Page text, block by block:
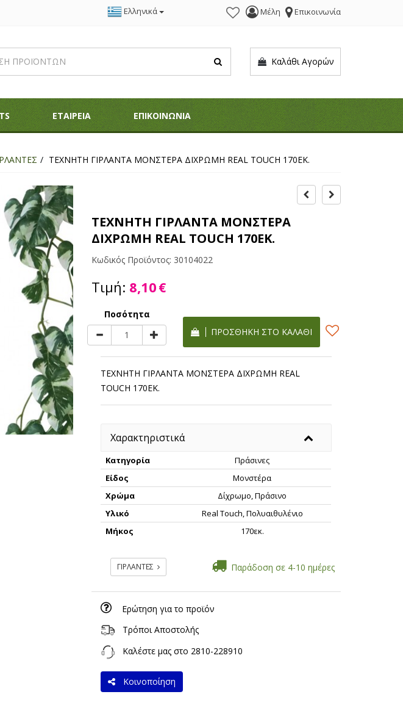
Ελληνικά Μέλη Επικοινωνία
Καλάθι Αγορών
ΕΤΑΙΡΕΙΑ ΕΠΙΚΟΙΝΩΝΙΑ
ΤΕΧΝΗΤΗ ΓΙΡΛΑΝΤΑ ΜΟΝΣΤΕΡΑ ΔΙΧΡΩΜΗ REAL TOUCH 170ΕΚ.
ΤΕΧΝΗΤΗ ΓΙΡΛΑΝΤΑ ΜΟΝΣΤΕΡΑ
ΔΙΧΡΩΜΗ REAL TOUCH 170ΕΚ.
Κωδικός Προϊόντος: 30104022
Τιμή: 8,10€
Ποσότητα
ΠΡΟΣΘΉΚΗ ΣΤΟ ΚΑΛΆΘΙ
ΤΕΧΝΗΤΗ ΓΙΡΛΑΝΤΑ ΜΟΝΣΤΕΡΑ ΔΙΧΡΩΜΗ REAL
TOUCH 170ΕΚ.
Χαρακτηριστικά
Κατηγορία
Πράσινες
Είδος
Μονστέρα
Χρώμα
Δίχρωμο, Πράσινο
Υλικό
Real Touch, Πολυαιθυλένιο
Μήκος
170εκ.
ΓΙΡΛΑΝΤΕΣ Παράδοση σε 4-10 ημέρες
Ερώτηση για το προϊόν
Τρόποι Αποστολής
Καλέστε μας στο 2810-228910
Κοινοποίηση